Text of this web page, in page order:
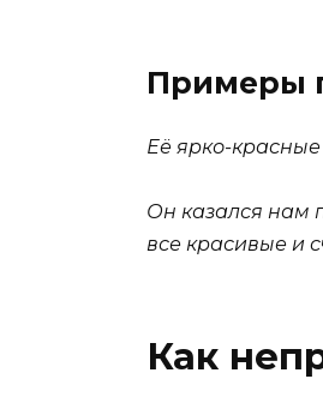
Примеры
Её ярко-красные
Он казался нам
все красивые и
Как